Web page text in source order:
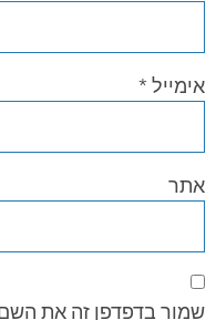
אימייל *
אתר
שמור בדפדפן זה את